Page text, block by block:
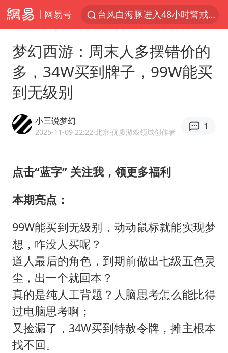
网易号
台风白海豚进入48小时警戒线
看守所辅警收受10万获刑1年
U17国足1分钟轰2球
24小时不关空调 电费会更低吗
中国养老床位“三连降”
多地要求领导干部带头休假
吉林一“温度计大楼”读数爆表
奋进开新局 实干挑大梁
梦幻西游：周末人多摆错价的
多，34W买到牌子，99W能买
到无级别
小三说梦幻
2025-11-09 22:22·北京·优质游戏领域创作者
1
点击“蓝字” 关注我，领更多福利
本期亮点：
99W能买到无级别，动动鼠标就能实现梦
想，咋没人买呢？
道人最后的角色，到期前做出七级五色灵
尘，出一个就回本？
真的是纯人工背题？人脑思考怎么能比得
过电脑思考啊；
又捡漏了，34W买到特赦令牌，摊主根本
找不回。